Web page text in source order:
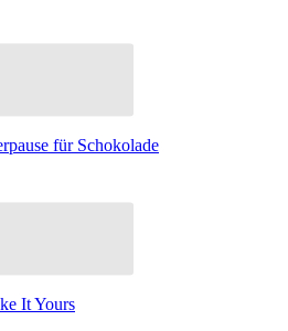
für Schokolade
It Yours